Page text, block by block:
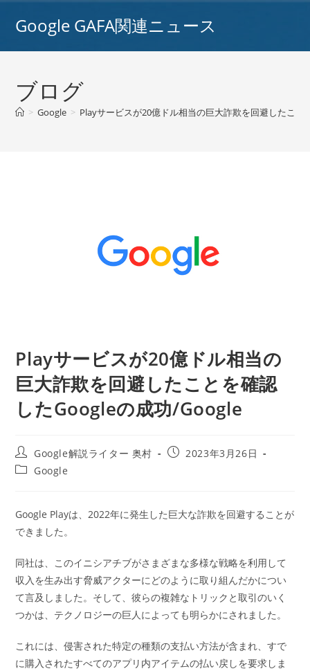
Google GAFA関連ニュース
ブログ
> Google > Playサービスが20億ドル相当の巨大詐欺を回避したこ
Playサービスが20億ドル相当の
巨大詐欺を回避したことを確認
したGoogleの成功/Google
投
稿
者:
Google解説ライター 奥村
投
2023年3月26日
投
テ
ゴ
リ
Google
Google Playは、2022年に発生した巨大な詐欺を回避することが
できました。
同社は、このイニシアチブがさまざまな多様な戦略を利用して
収入を生み出す脅威アクターにどのように取り組んだかについ
て言及しました。そして、彼らの複雑なトリックと取引のいく
つかは、テクノロジーの巨人によっても明らかにされました。
これには、侵害された特定の種類の支払い方法が含まれ、すで
に購入されたすべてのアプリ内アイテムの払い戻しを要求しま